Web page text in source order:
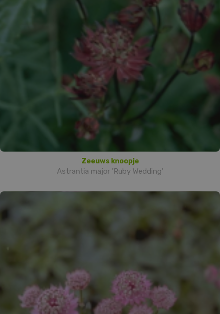
Zeeuws knoopje
Astrantia major 'Ruby Wedding'